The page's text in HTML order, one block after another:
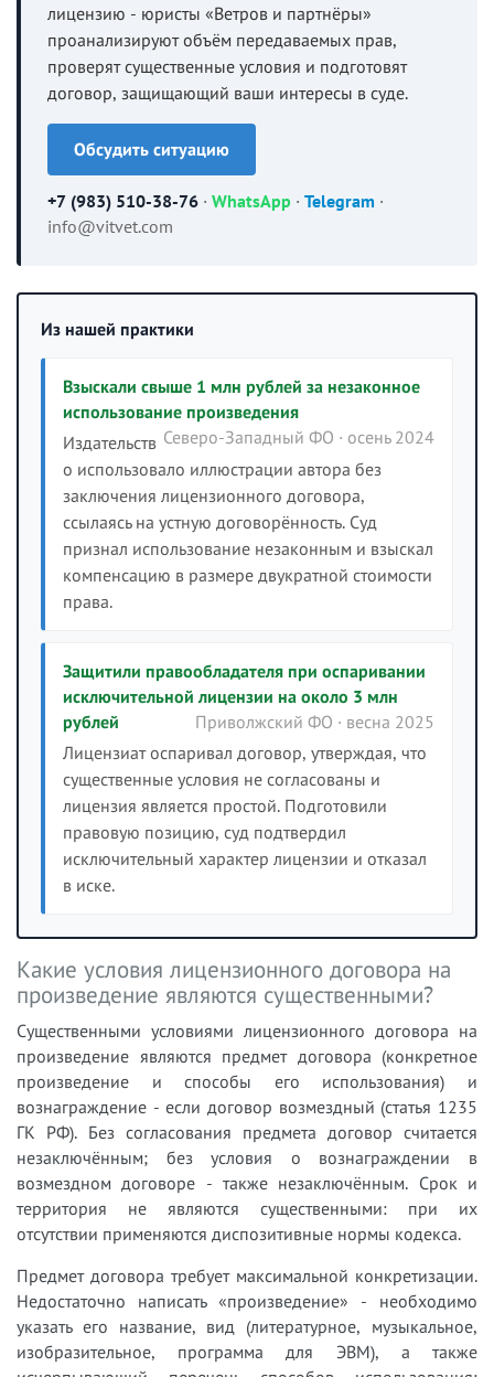
лицензию - юристы «Ветров и партнёры»
проанализируют объём передаваемых прав,
проверят существенные условия и подготовят
договор, защищающий ваши интересы в суде.
Обсудить ситуацию
+7 (983) 510-38-76 · WhatsApp · Telegram ·
info@vitvet.com
Из нашей практики
Взыскали свыше 1 млн рублей за незаконное
использование произведения
Северо-Западный ФО · осень 2024
Издательств
о использовало иллюстрации автора без
заключения лицензионного договора,
ссылаясь на устную договорённость. Суд
признал использование незаконным и взыскал
компенсацию в размере двукратной стоимости
права.
Защитили правообладателя при оспаривании
исключительной лицензии на около 3 млн
рублей
Приволжский ФО · весна 2025
Лицензиат оспаривал договор, утверждая, что
существенные условия не согласованы и
лицензия является простой. Подготовили
правовую позицию, суд подтвердил
исключительный характер лицензии и отказал
в иске.
Какие условия лицензионного договора на
произведение являются существенными?
Существенными условиями лицензионного договора на
произведение являются предмет договора (конкретное
произведение и способы его использования) и
вознаграждение - если договор возмездный (статья 1235
ГК РФ). Без согласования предмета договор считается
незаключённым; без условия о вознаграждении в
возмездном договоре - также незаключённым. Срок и
территория не являются существенными: при их
отсутствии применяются диспозитивные нормы кодекса.
Предмет договора требует максимальной конкретизации.
Недостаточно написать «произведение» - необходимо
указать его название, вид (литературное, музыкальное,
изобразительное, программа для ЭВМ), а также